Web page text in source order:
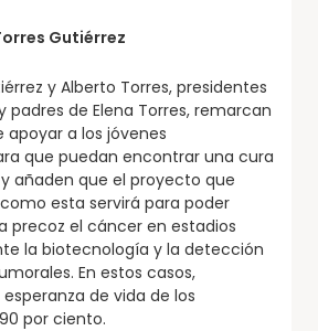
Gutiérrez
y Alberto Torres, presidentes
padres de Elena Torres, remarcan
a los jóvenes
que puedan encontrar una cura
añaden que el proyecto que
esta servirá para poder
precoz el cáncer en estadios
la biotecnología y la detección
En estos casos,
de vida de los
por ciento.